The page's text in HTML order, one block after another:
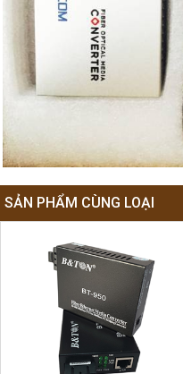
SẢN PHẨM CÙNG LOẠI